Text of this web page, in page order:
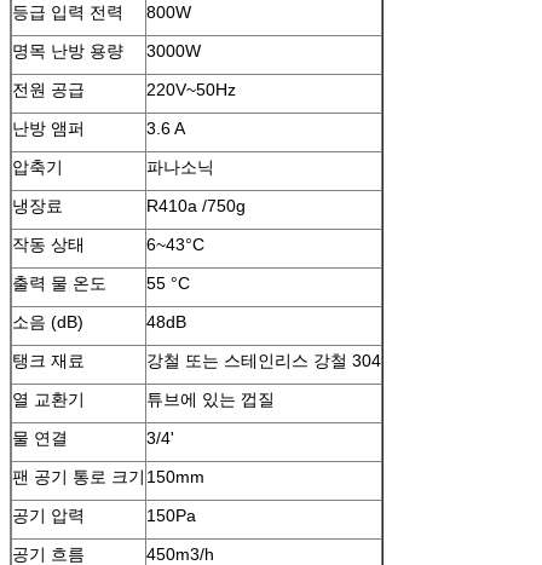
등급 입력 전력
800W
명목 난방 용량
3000W
전원 공급
220V~50Hz
난방 앰퍼
3.6 A
압축기
파나소닉
냉장료
R410a /750g
작동 상태
6~43°C
출력 물 온도
55 °C
소음 (dB)
48dB
탱크 재료
강철 또는 스테인리스 강철 304
열 교환기
튜브에 있는 껍질
물 연결
3/4'
팬 공기 통로 크기 150mm
공기 압력
150Pa
공기 흐름
450m3/h